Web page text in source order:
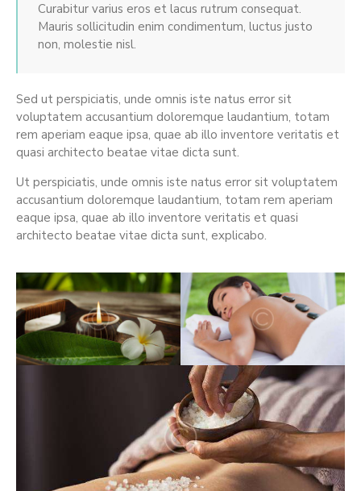
Curabitur varius eros et lacus rutrum consequat.
Mauris sollicitudin enim condimentum, luctus justo
non, molestie nisl.
Sed ut perspiciatis, unde omnis iste natus error sit
voluptatem accusantium doloremque laudantium, totam
rem aperiam eaque ipsa, quae ab illo inventore veritatis et
quasi architecto beatae vitae dicta sunt.
Ut perspiciatis, unde omnis iste natus error sit voluptatem
accusantium doloremque laudantium, totam rem aperiam
eaque ipsa, quae ab illo inventore veritatis et quasi
architecto beatae vitae dicta sunt, explicabo.